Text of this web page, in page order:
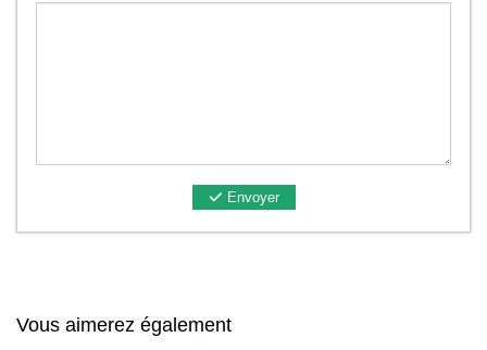
Envoyer
Vous aimerez également